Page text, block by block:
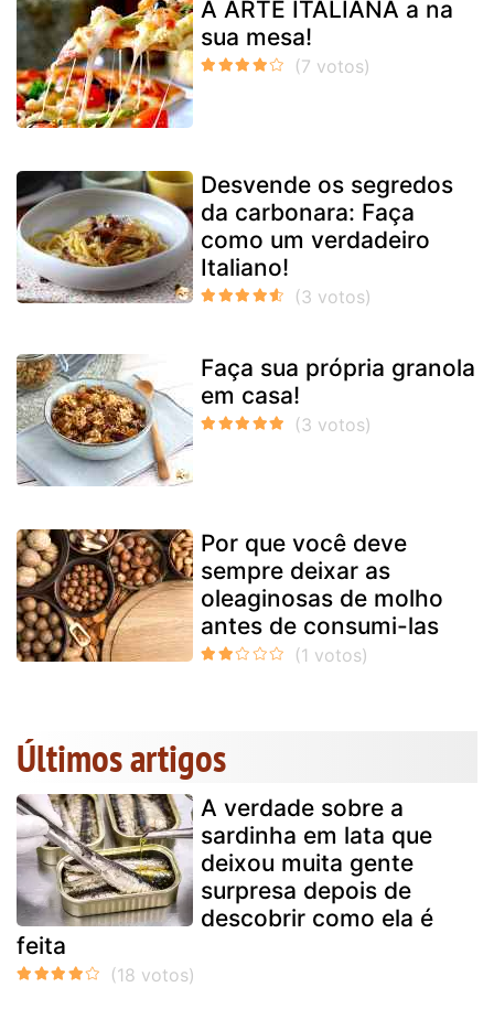
A ARTE ITALIANA a na
sua mesa!
Desvende os segredos
da carbonara: Faça
como um verdadeiro
Italiano!
Faça sua própria granola
em casa!
Por que você deve
sempre deixar as
oleaginosas de molho
antes de consumi-las
Últimos artigos
A verdade sobre a
sardinha em lata que
deixou muita gente
surpresa depois de
descobrir como ela é
feita